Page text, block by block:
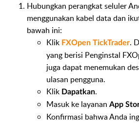
Hubungkan perangkat seluler
menggunakan kabel data dan
bawah ini:
Klik FXOpen TickTrader.
yang berisi Penginstal
juga dapat menemukan
ulasan pengguna.
Klik Dapatkan.
Masuk ke layanan App
Konfirmasi bahwa Anda